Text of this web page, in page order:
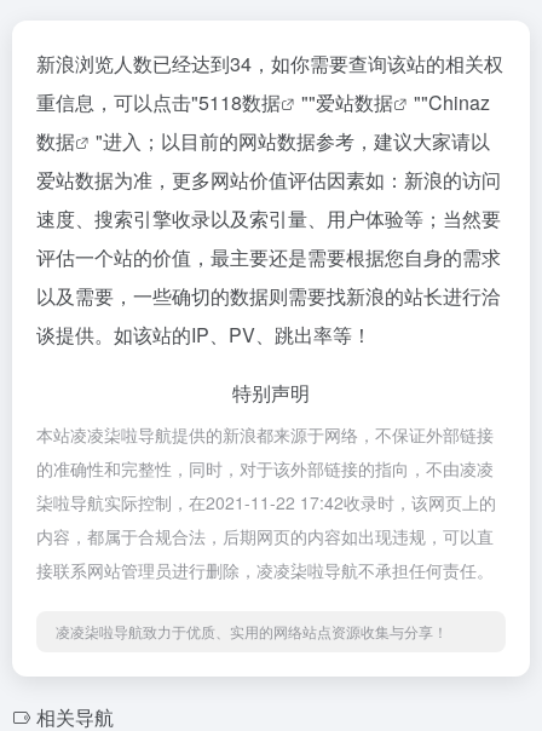
新浪浏览人数已经达到34，如你需要查询该站的相关权
重信息，可以点击"5118数据 ""爱站数据 ""Chinaz
数据
"进入；以目前的网站数据参考，建议大家请以
爱站数据为准，更多网站价值评估因素如：新浪的访问
速度、搜索引擎收录以及索引量、用户体验等；当然要
评估一个站的价值，最主要还是需要根据您自身的需求
以及需要，一些确切的数据则需要找新浪的站长进行洽
谈提供。如该站的IP、PV、跳出率等！
特别声明
本站凌凌柒啦导航提供的新浪都来源于网络，不保证外部链接
的准确性和完整性，同时，对于该外部链接的指向，不由凌凌
柒啦导航实际控制，在2021-11-22 17:42收录时，该网页上的
内容，都属于合规合法，后期网页的内容如出现违规，可以直
接联系网站管理员进行删除，凌凌柒啦导航不承担任何责任。
凌凌柒啦导航致力于优质、实用的网络站点资源收集与分享！
相关导航